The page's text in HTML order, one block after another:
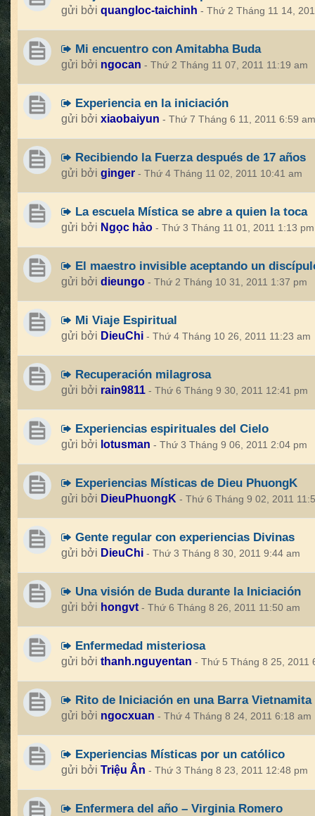
gửi bởi quangloc-taichinh - Thứ 2 Tháng 11 14,
Mi encuentro con Amitabha Buda
gửi bởi ngocan - Thứ 2 Tháng 11 07, 2011 11:19 am
Experiencia en la iniciación
gửi bởi xiaobaiyun - Thứ 7 Tháng 6 11, 2011 6:59 am
Recibiendo la Fuerza después de 17 años
gửi bởi ginger - Thứ 4 Tháng 11 02, 2011 10:41 am
La escuela Mística se abre a quien la toca
gửi bởi Ngọc hảo - Thứ 3 Tháng 11 01, 2011 1:13 pm
El maestro invisible aceptando un
gửi bởi dieungo - Thứ 2 Tháng 10 31, 2011 1:37 pm
Mi Viaje Espiritual
gửi bởi DieuChi - Thứ 4 Tháng 10 26, 2011 11:23 am
Recuperación milagrosa
gửi bởi rain9811 - Thứ 6 Tháng 9 30, 2011 12:41 pm
Experiencias espirituales del Cielo
gửi bởi lotusman - Thứ 3 Tháng 9 06, 2011 2:04 pm
Experiencias Místicas de Dieu PhuongK
gửi bởi DieuPhuongK - Thứ 6 Tháng 9 02, 2011
Gente regular con experiencias Divinas
gửi bởi DieuChi - Thứ 3 Tháng 8 30, 2011 9:44 am
Una visión de Buda durante la Iniciación
gửi bởi hongvt - Thứ 6 Tháng 8 26, 2011 11:50 am
Enfermedad misteriosa
gửi bởi thanh.nguyentan - Thứ 5 Tháng 8 25, 2011
Rito de Iniciación en una Barra Vietnamita
gửi bởi ngocxuan - Thứ 4 Tháng 8 24, 2011 6:18 am
Experiencias Místicas por un católico
gửi bởi Triệu Ân - Thứ 3 Tháng 8 23, 2011 12:48 pm
Enfermera del año – Virginia Romero